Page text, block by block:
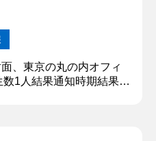
、東京の丸の内オフィ
1人結果通知時期結果通